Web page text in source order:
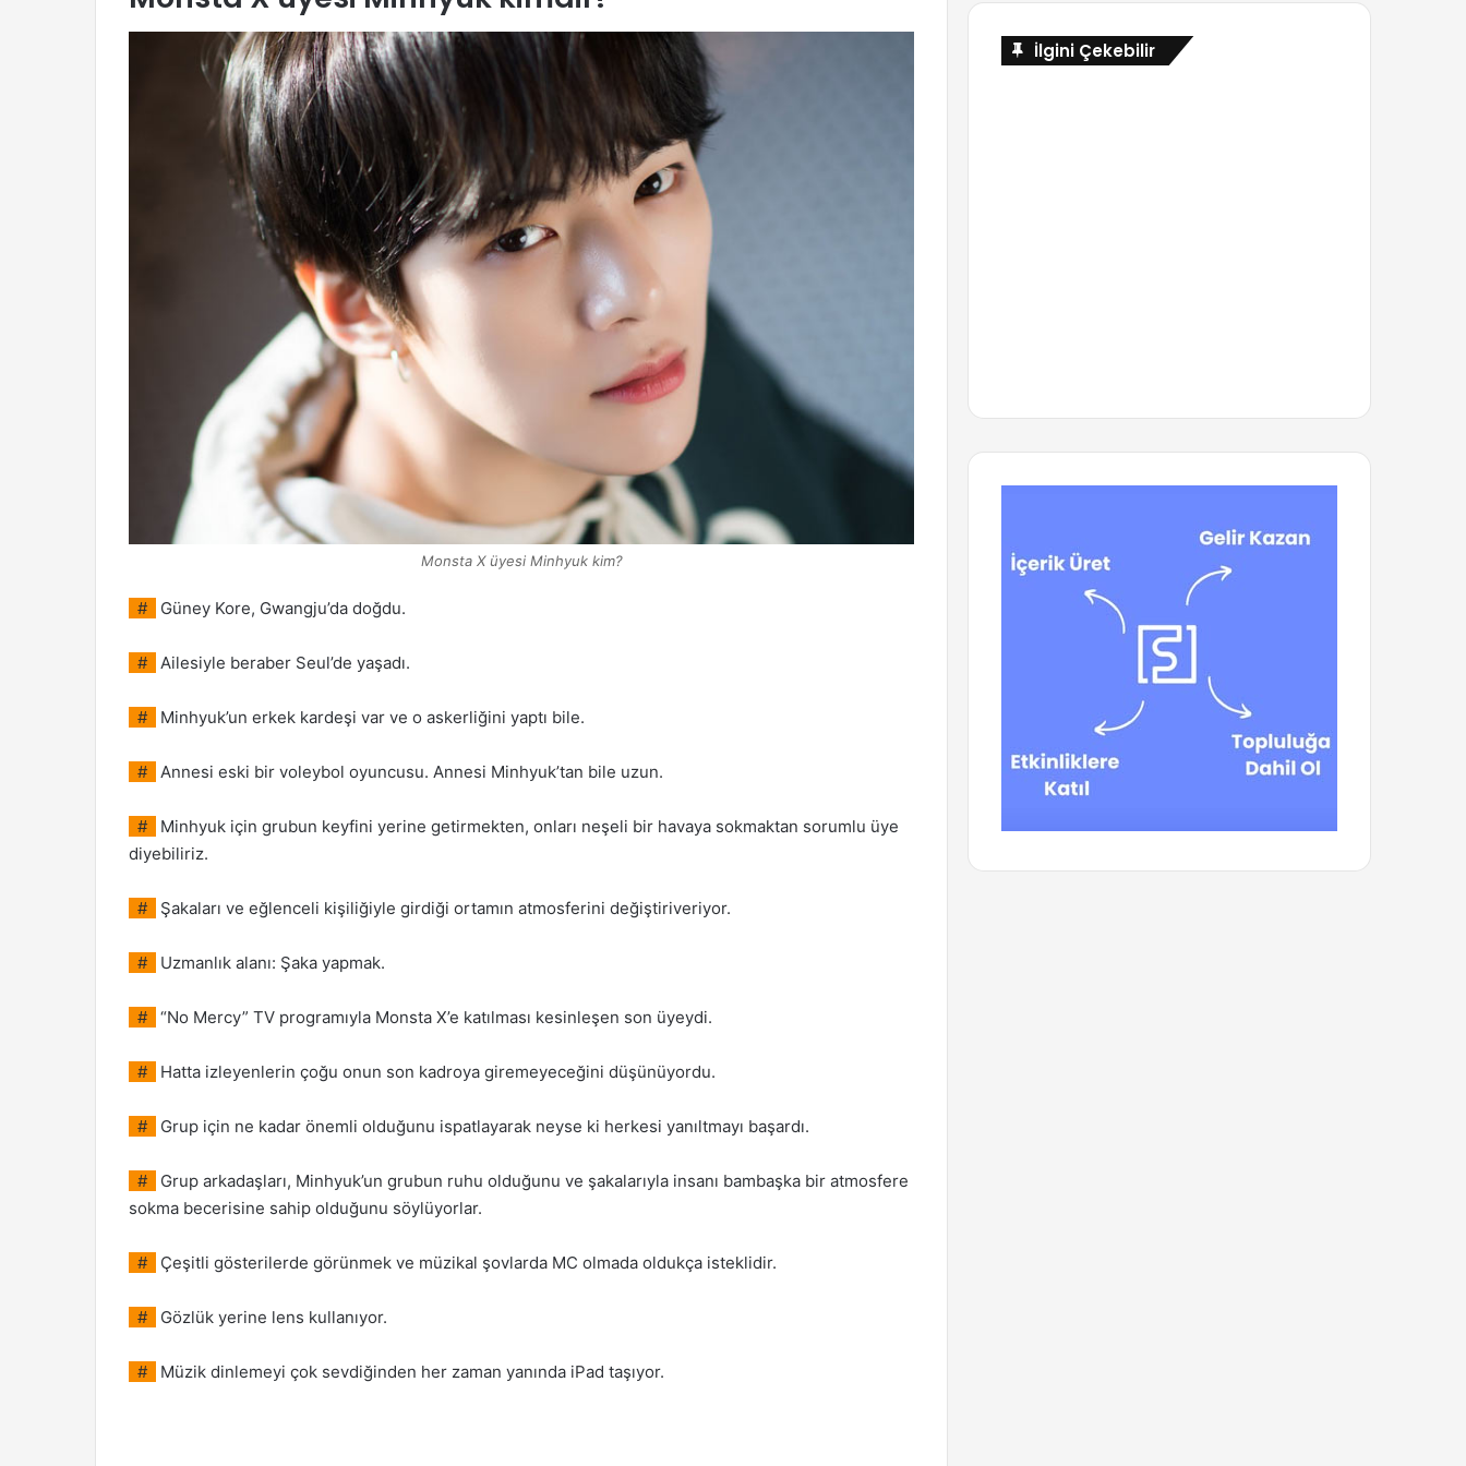
Monsta X üyesi Minhyuk kim?
# Güney Kore, Gwangju’da doğdu.
# Ailesiyle beraber Seul’de yaşadı.
# Minhyuk’un erkek kardeşi var ve o askerliğini yaptı bile.
# Annesi eski bir voleybol oyuncusu. Annesi Minhyuk’tan bile uzun.
#
Minhyuk için grubun keyfini yerine getirmekten, onları neşeli bir havaya sokmaktan sorumlu üye
diyebiliriz.
# Şakaları ve eğlenceli kişiliğiyle girdiği ortamın atmosferini değiştiriveriyor.
# Uzmanlık alanı: Şaka yapmak.
# “No Mercy” TV programıyla Monsta X’e katılması kesinleşen son üyeydi.
# Hatta izleyenlerin çoğu onun son kadroya giremeyeceğini düşünüyordu.
# Grup için ne kadar önemli olduğunu ispatlayarak neyse ki herkesi yanıltmayı başardı.
#
Grup arkadaşları, Minhyuk’un grubun ruhu olduğunu ve şakalarıyla insanı bambaşka bir atmosfere
sokma becerisine sahip olduğunu söylüyorlar.
# Çeşitli gösterilerde görünmek ve müzikal şovlarda MC olmada oldukça isteklidir.
# Gözlük yerine lens kullanıyor.
# Müzik dinlemeyi çok sevdiğinden her zaman yanında iPad taşıyor.
İlgini Çekebilir